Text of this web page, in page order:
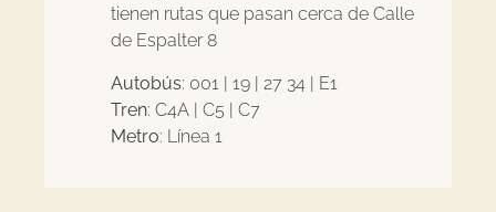
tienen rutas que pasan cerca de Calle
de Espalter 8
Autobús: 001 | 19 | 27 34 | E1
Tren: C4A | C5 | C7
Metro: Línea 1